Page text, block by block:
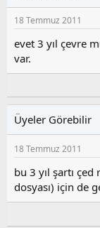
18 Temmuz 2011
evet 3 yıl çevre
var.
Üyeler Görebilir
18 Temmuz 2011
bu 3 yıl şartı
dosyası) için de